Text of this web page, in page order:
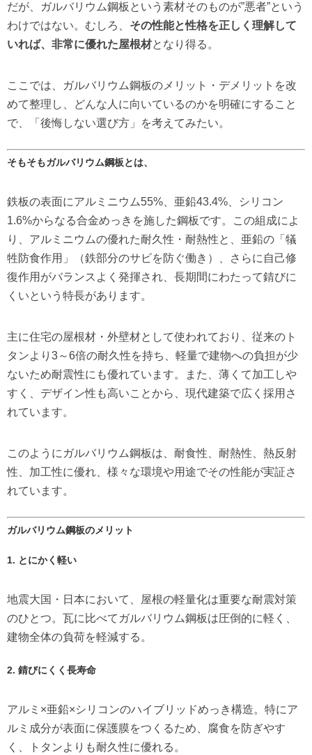
だが、ガルバリウム鋼板という素材そのものが”悪者”という
わけではない。むしろ、 その性能と性格を正しく理解して
いれば、非常に優れた屋根材となり得る。
ここでは、ガルバリウム鋼板のメリット・デメリットを改
めて整理し、どんな人に向いているのかを明確にすること
で、「後悔しない選び方」を考えてみたい。
そもそもガルバリウム鋼板とは、
鉄板の表面にアルミニウム55%、亜鉛43.4%、シリコン
1.6%からなる合金めっきを施した鋼板です。この組成によ
り、アルミニウムの優れた耐久性・耐熱性と、亜鉛の「犠
牲防食作用」（鉄部分のサビを防ぐ働き）、さらに自己修
復作用がバランスよく発揮され、長期間にわたって錆びに
くいという特長があります。
主に住宅の屋根材・外壁材として使われており、従来のト
タンより3～6倍の耐久性を持ち、軽量で建物への負担が少
ないため耐震性にも優れています。また、薄くて加工しや
すく、デザイン性も高いことから、現代建築で広く採用さ
れています。
このようにガルバリウム鋼板は、耐食性、耐熱性、熱反射
性、加工性に優れ、様々な環境や用途でその性能が実証さ
れています。
ガルバリウム鋼板のメリット
1. とにかく軽い
地震大国・日本において、屋根の軽量化は重要な耐震対策
のひとつ。瓦に比べてガルバリウム鋼板は圧倒的に軽く、
建物全体の負荷を軽減する。
2. 錆びにくく長寿命
アルミ×亜鉛×シリコンのハイブリッドめっき構造。特にア
ルミ成分が表面に保護膜をつくるため、腐食を防ぎやす
く、トタンよりも耐久性に優れる。